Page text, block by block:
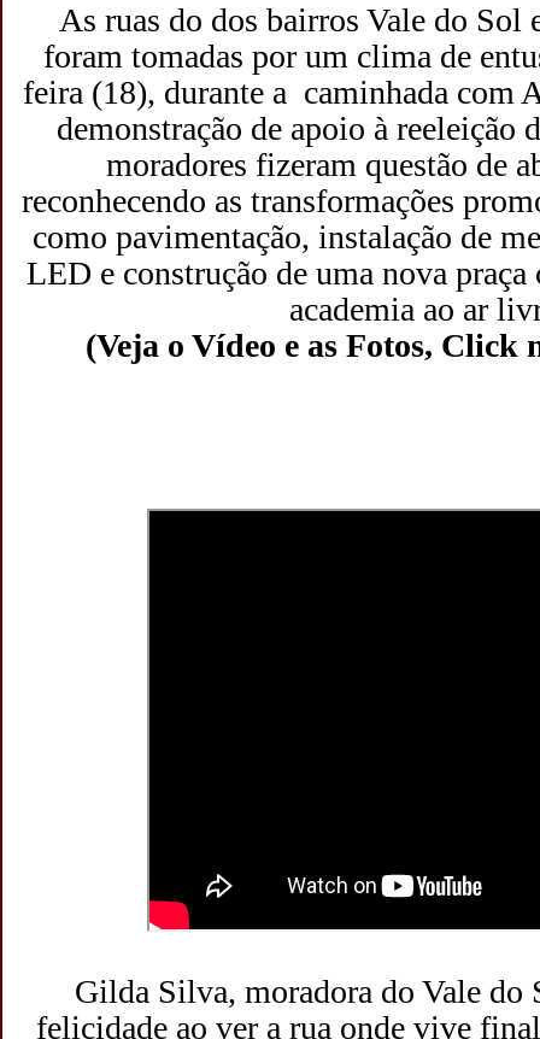
As ruas do dos bairros Vale do Sol
foram tomadas por um clima de
feira (18), durante a caminhada com
demonstração de apoio à
moradores fizeram questão de
reconhecendo as transformações
como pavimentação, instalação de
LED e construção de uma nova
academia ao ar
(Veja o Vídeo e as Fotos, Click
Gilda Silva, moradora do Vale do
felicidade ao ver a rua onde vive